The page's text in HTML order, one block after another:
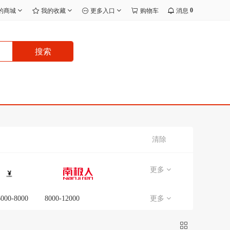
商城 我的收藏 更多入口 购物车 消息 0
搜索
清除
更多
8000 8000-12000 更多